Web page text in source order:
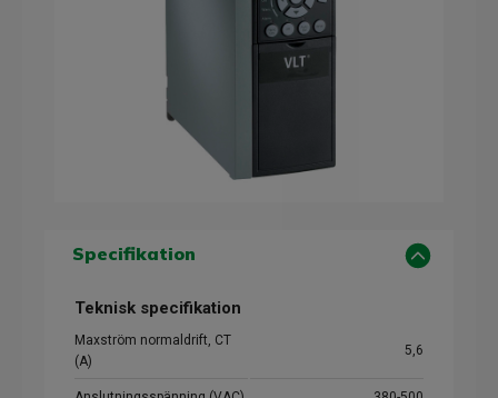
Specifikation
Teknisk specifikation
Maxström normaldrift, CT
(A)
5,6